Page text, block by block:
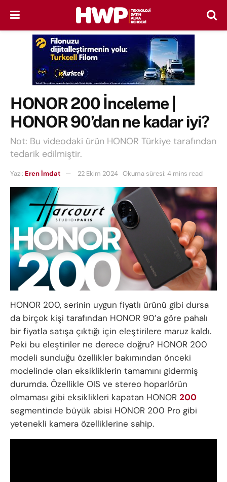
HONOR 200 İnceleme |
HONOR 90’dan ne kadar iyi?
Not: Bu videodaki ürün HONOR Türkiye tarafından
tedarik edilmiştir.
Yazı: Eren İmdat 22 Ekim 2024 Okuma süresi: 4 mins read
HONOR 200, serinin uygun fiyatlı ürünü gibi dursa
da birçok kişi tarafından HONOR 90’a göre pahalı
bir fiyatla satışa çıktığı için eleştirilere maruz kaldı.
Peki bu eleştiriler ne derece doğru? HONOR 200
modeli sunduğu özellikler bakımından önceki
modelinde olan eksikliklerin tamamını gidermiş
durumda. Özellikle OIS ve stereo hoparlörün
olmaması gibi eksiklikleri kapatan HONOR 200
segmentinde büyük abisi HONOR 200 Pro gibi
yetenekli kamera özelliklerine sahip.